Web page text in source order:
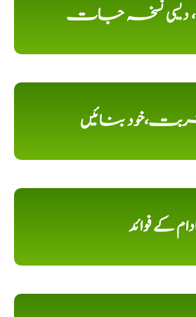
دیسی نسخہ جات
شربت،خود بنائیں
کے فوائد